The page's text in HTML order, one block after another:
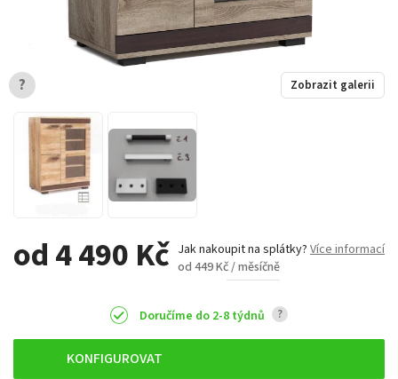
od 4 490 Kč Jak nakoupit na splátky? Více informací
od 449 Kč / měsíčně
Doručíme do 2-8 týdnů ?
KONFIGUROVAT
Zobrazit galerii
?